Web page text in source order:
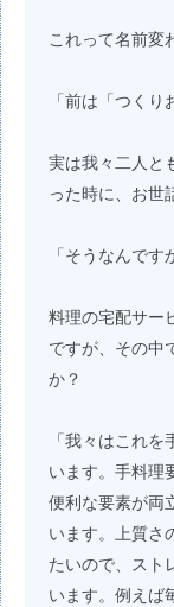
これって名前変
「前は「つくり
実は我々二人と
った時に、お世
「そうなんです
料理の宅配サー
ですが、その中
か？
「我々はこれ
います。手料理
便利な要素が両
います。上質さ
たいので、スト
います。例えば